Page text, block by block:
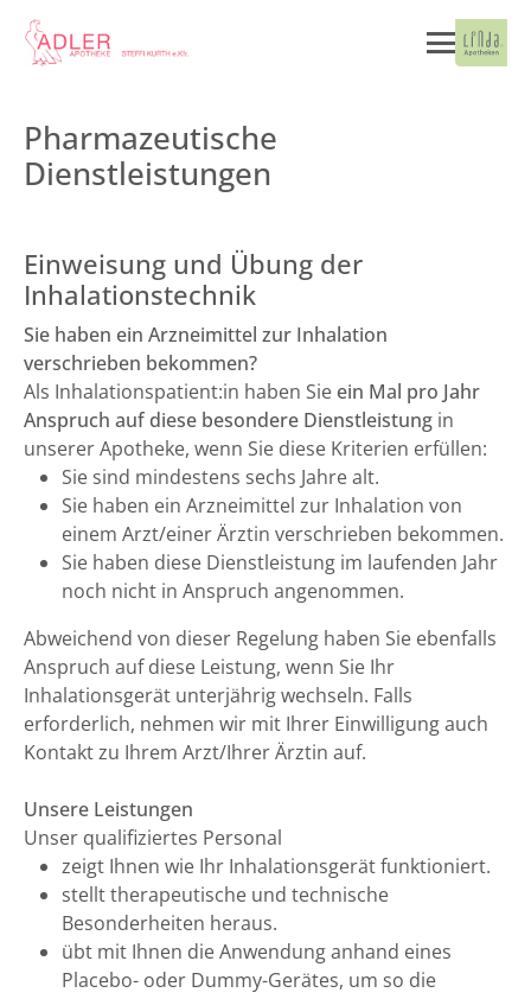
Pharmazeutische
Dienstleistungen
Einweisung und Übung der
Inhalationstechnik
Sie haben ein Arzneimittel zur Inhalation
verschrieben bekommen?
Als Inhalationspatient:in haben Sie ein Mal pro Jahr
Anspruch auf diese besondere Dienstleistung in
unserer Apotheke, wenn Sie diese Kriterien erfüllen:
Sie sind mindestens sechs Jahre alt.
Sie haben ein Arzneimittel zur Inhalation von
einem Arzt/einer Ärztin verschrieben bekommen.
Sie haben diese Dienstleistung im laufenden Jahr
noch nicht in Anspruch angenommen.
Abweichend von dieser Regelung haben Sie ebenfalls
Anspruch auf diese Leistung, wenn Sie Ihr
Inhalationsgerät unterjährig wechseln. Falls
erforderlich, nehmen wir mit Ihrer Einwilligung auch
Kontakt zu Ihrem Arzt/Ihrer Ärztin auf.
Unsere Leistungen
Unser qualifiziertes Personal
zeigt Ihnen wie Ihr Inhalationsgerät funktioniert.
stellt therapeutische und technische
Besonderheiten heraus.
übt mit Ihnen die Anwendung anhand eines
Placebo- oder Dummy-Gerätes, um so die